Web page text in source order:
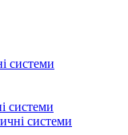
системи
системи
системи